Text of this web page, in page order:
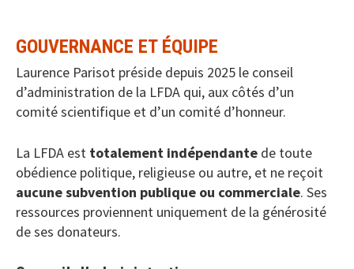
GOUVERNANCE ET ÉQUIPE
Laurence Parisot préside depuis 2025 le conseil
d’administration de la LFDA qui, aux côtés d’un
comité scientifique et d’un comité d’honneur.
La LFDA est totalement indépendante de toute
obédience politique, religieuse ou autre, et ne reçoit
aucune subvention publique ou commerciale. Ses
ressources proviennent uniquement de la générosité
de ses donateurs.